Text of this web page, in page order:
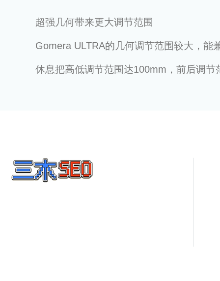
超强几何带来更大调节范围
Gomera ULTRA的几何调节范围较大，
休息把高低调节范围达100mm，前后调